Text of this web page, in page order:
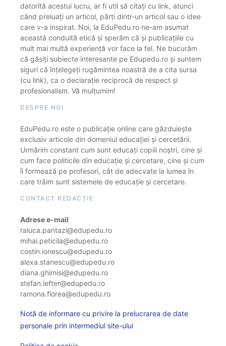
datorită acestui lucru, ar fi util să citați cu link, atunci
când preluați un articol, părți dintr-un articol sau o idee
care v-a inspirat. Noi, la EduPedu.ro ne-am asumat
această conduită etică și sperăm că și publicațiile cu
mult mai multă experiență vor face la fel. Ne bucurăm
că găsiți subiecte interesante pe Edupedu.ro și suntem
siguri că înțelegeți rugămintea noastră de a cita sursa
(cu link), ca o declarație reciprocă de respect și
profesionalism. Vă mulțumim!
DESPRE NOI
EduPedu.ro este o publicație online care găzduiește
exclusiv articole din domeniul educației și cercetării.
Urmărim constant cum sunt educați copiii noștri, cine și
cum face politicile din educație și cercetare, cine și cum
îi formează pe profesori, cât de adecvate la lumea în
care trăim sunt sistemele de educație și cercetare.
CONTACT REDACȚIE
Adrese e-mail
raluca.pantazi@edupedu.ro
mihai.peticila@edupedu.ro
costin.ionescu@edupedu.ro
alexa.stanescu@edupedu.ro
diana.ghimisi@edupedu.ro
stefan.lefter@edupedu.ro
ramona.florea@edupedu.ro
Notă de informare cu privire la prelucrarea de date
personale prin intermediul site-ului